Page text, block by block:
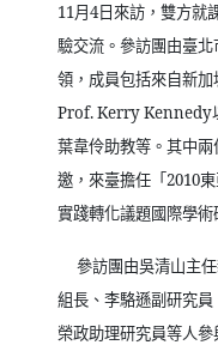
11月4日來訪，雙方就
驗交流。參訪團由臺
領，成員包括來自新加
Prof. Kerry Kennedy
葉韋伶助教等。其中
邀，來臺擔任「2010
實踐轉化議題國際學術
參訪團由吳清山主
組長、李駱遜副研究
榮政助理研究員等人